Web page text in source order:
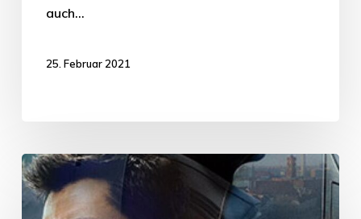
auch…
25. Februar 2021